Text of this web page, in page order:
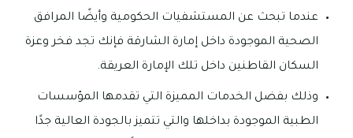
عندما تبحث عن المستشفيات الحكومية وأيضًا المرافق
الصحية الموجودة داخل إمارة الشارقة فإنك تجد فخر وعزة
السكان القاطنين داخل تلك الإمارة العريقة.
وذلك بفضل الخدمات المميزة التي تقدمها المؤسسات
الطبية الموجودة بداخلها والتي تتميز بالجودة العالية جدًا